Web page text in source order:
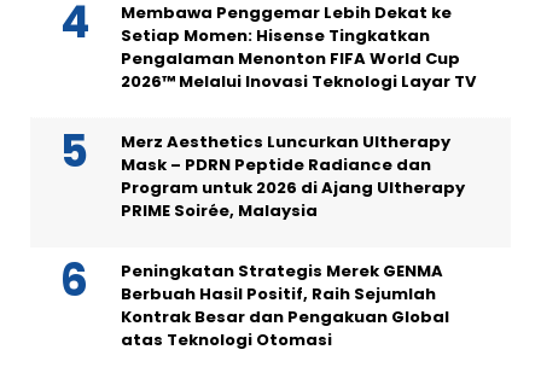
Membawa Penggemar Lebih Dekat ke
Setiap Momen: Hisense Tingkatkan
Pengalaman Menonton FIFA World Cup
2026™ Melalui Inovasi Teknologi Layar TV
Merz Aesthetics Luncurkan Ultherapy
Mask – PDRN Peptide Radiance dan
Program untuk 2026 di Ajang Ultherapy
PRIME Soirée, Malaysia
Peningkatan Strategis Merek GENMA
Berbuah Hasil Positif, Raih Sejumlah
Kontrak Besar dan Pengakuan Global
atas Teknologi Otomasi